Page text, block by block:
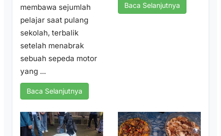
membawa sejumlah
pelajar saat pulang
sekolah, terbalik
setelah menabrak
sebuah sepeda motor
yang ...
Baca Selanjutnya
Baca Selanjutnya